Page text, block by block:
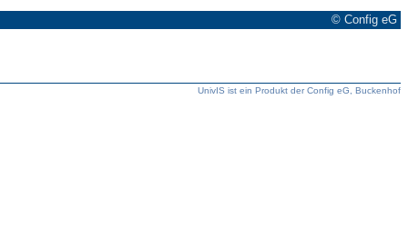
© Config eG
UnivIS ist ein Produkt der Config eG, Buckenhof